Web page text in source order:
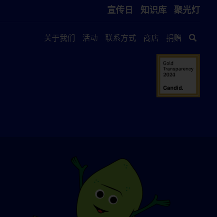
宣传日 知识库 聚光灯
关于我们 活动 联系方式 商店 捐赠